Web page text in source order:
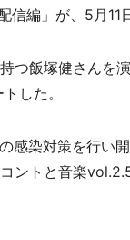
編」が、5月11
つ飯塚健さんを
した。
感染対策を行い
ントと音楽